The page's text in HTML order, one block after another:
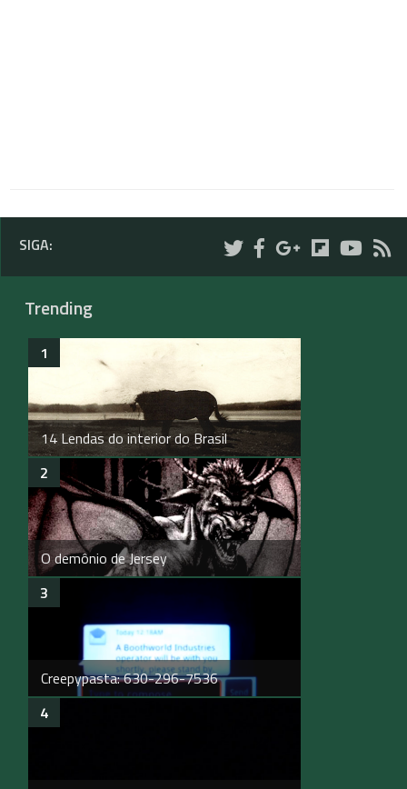
SIGA:
Trending
14 Lendas do interior do Brasil
O demônio de Jersey
Creepypasta: 630-296-7536